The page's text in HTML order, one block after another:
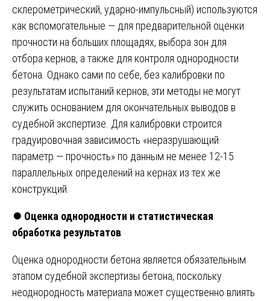
склерометрический, ударно-импульсный) используются
как вспомогательные — для предварительной оценки
прочности на больших площадях, выбора зон для
отбора кернов, а также для контроля однородности
бетона. Однако сами по себе, без калибровки по
результатам испытаний кернов, эти методы не могут
служить основанием для окончательных выводов в
судебной экспертизе. Для калибровки строится
градуировочная зависимость «неразрушающий
параметр — прочность» по данным не менее 12-15
параллельных определений на кернах из тех же
конструкций.
⏺️ Оценка однородности и статистическая
обработка результатов
Оценка однородности бетона является обязательным
этапом судебной экспертизы бетона, поскольку
неоднородность материала может существенно влиять